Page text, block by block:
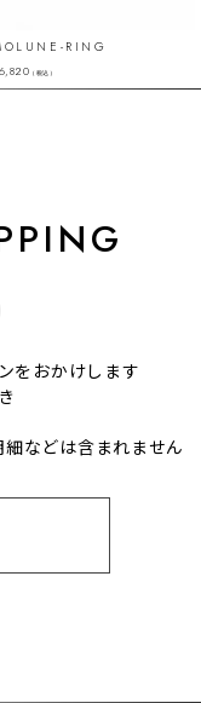
RING
6,820 （税込）
をおかけします
などは含まれません